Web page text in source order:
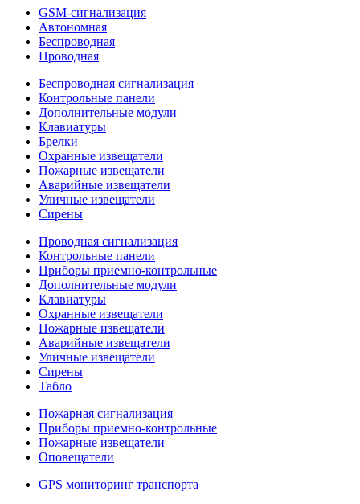
GSM-сигнализация
Автономная
Беспроводная
Проводная
Беспроводная сигнализация
Контрольные панели
Дополнительные модули
Клавиатуры
Брелки
Охранные извещатели
Пожарные извещатели
Аварийные извещатели
Уличные извещатели
Сирены
Проводная сигнализация
Контрольные панели
Приборы приемно-контрольные
Дополнительные модули
Клавиатуры
Охранные извещатели
Пожарные извещатели
Аварийные извещатели
Уличные извещатели
Сирены
Табло
Пожарная сигнализация
Приборы приемно-контрольные
Пожарные извещатели
Оповещатели
GPS мониторинг транспорта